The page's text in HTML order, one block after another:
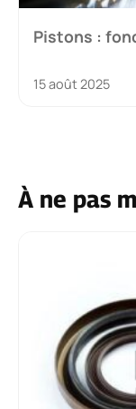
Pistons :
15 août 2025
À ne pas